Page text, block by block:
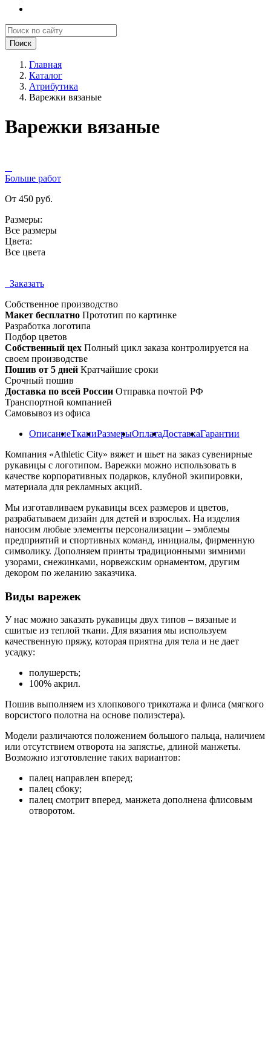
Поиск
Главная
Каталог
Атрибутика
Варежки вязаные
Варежки вязаные
Больше работ
От 450 руб.
Размеры:
Все размеры
Цвета:
Все цвета
Заказать
Собственное производство
Макет бесплатно Прототип по картинке
Разработка логотипа
Подбор цветов
Собственный цех Полный цикл заказа контролируется на
своем производстве
Пошив от 5 дней Кратчайшие сроки
Срочный пошив
Доставка по всей России Отправка почтой РФ
Транспортной компанией
Самовывоз из офиса
ОписаниеТканиРазмерыОплатаДоставкаГарантии
Компания «Athletic City» вяжет и шьет на заказ сувенирные
рукавицы с логотипом. Варежки можно использовать в
качестве корпоративных подарков, клубной экипировки,
материала для рекламных акций.
Мы изготавливаем рукавицы всех размеров и цветов,
разрабатываем дизайн для детей и взрослых. На изделия
наносим любые элементы персонализации – эмблемы
предприятий и спортивных команд, инициалы, фирменную
символику. Дополняем принты традиционными зимними
узорами, снежинками, норвежским орнаментом, другим
декором по желанию заказчика.
Виды варежек
У нас можно заказать рукавицы двух типов – вязаные и
сшитые из теплой ткани. Для вязания мы используем
качественную пряжу, которая приятна для тела и не дает
усадку:
полушерсть;
100% акрил.
Пошив выполняем из хлопкового трикотажа и флиса (мягкого
ворсистого полотна на основе полиэстера).
Модели различаются положением большого пальца, наличием
или отсутствием отворота на запястье, длиной манжеты.
Возможно изготовление таких вариантов:
палец направлен вперед;
палец сбоку;
палец смотрит вперед, манжета дополнена флисовым
отворотом.